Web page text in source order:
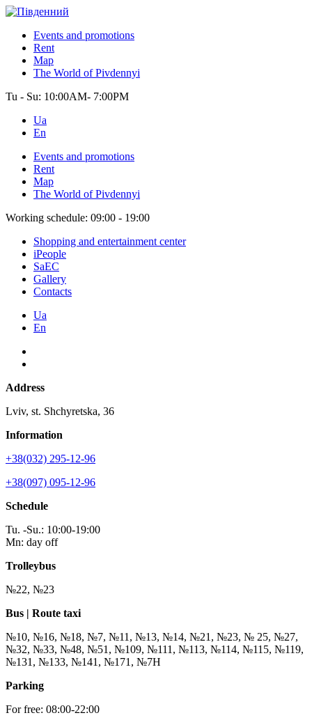
Events and promotions
Rent
Map
The World of Pivdennyi
Tu - Su: 10:00AM- 7:00PM
Ua
En
Events and promotions
Rent
Map
The World of Pivdennyi
Working schedule: 09:00 - 19:00
Shopping and entertainment center
iPeople
SaEC
Gallery
Contacts
Ua
En
Address
Lviv, st. Shchyretska, 36
Information
+38(032) 295-12-96
+38(097) 095-12-96
Schedule
Tu. -Su.: 10:00-19:00
Mn: day off
Trolleybus
№22, №23
Bus | Route taxi
№10, №16, №18, №7, №11, №13, №14, №21, №23, № 25, №27,
№32, №33, №48, №51, №109, №111, №113, №114, №115, №119,
№131, №133, №141, №171, №7Н
Parking
For free: 08:00-22:00